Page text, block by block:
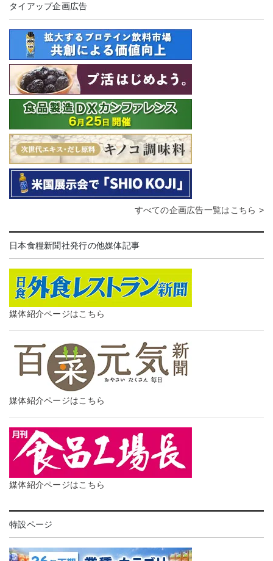
タイアップ企画広告
すべての企画広告一覧はこちら >
日本食糧新聞社発行の他媒体記事
媒体紹介ページはこちら
媒体紹介ページはこちら
媒体紹介ページはこちら
特設ページ